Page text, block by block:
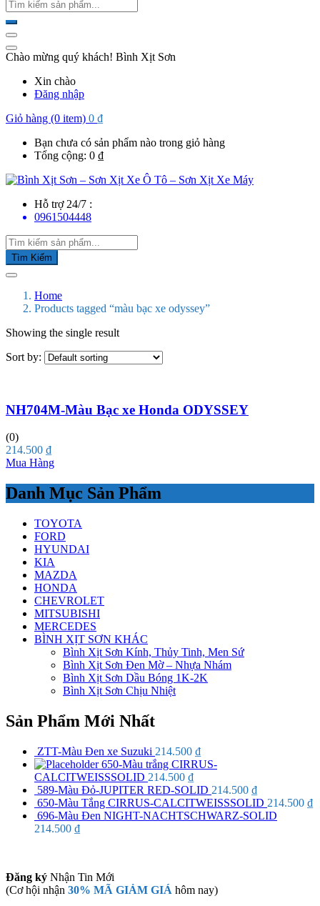
Chào mừng quý khách! Bình Xịt Sơn
Xin chào
Đăng nhập
Giỏ hàng (0 item) 0 ₫
Bạn chưa có sản phẩm nào trong giỏ hàng
Tổng cộng: 0 ₫
Hỗ trợ 24/7 :
0961504448
Tìm Kiếm
Home
Products tagged “màu bạc xe odyssey”
Showing the single result
Sort by:
NH704M-Màu Bạc xe Honda ODYSSEY
(0)
214.500 ₫
Mua Hàng
Danh Mục Sản Phẩm
TOYOTA
FORD
HYUNDAI
KIA
MAZDA
HONDA
CHEVROLET
MITSUBISHI
MERCEDES
BÌNH XỊT SƠN KHÁC
Bình Xịt Sơn Kính, Thủy Tinh, Men Sứ
Bình Xịt Sơn Đen Mờ – Nhựa Nhám
Bình Xịt Sơn Dầu Bóng 1K-2K
Bình Xịt Sơn Chịu Nhiệt
Sản Phẩm Mới Nhất
ZTT-Màu Đen xe Suzuki 214.500 ₫
650-Màu trắng CIRRUS-
CALCITWEISSSOLID 214.500 ₫
589-Màu Đỏ-JUPITER RED-SOLID 214.500 ₫
650-Màu Tắng CIRRUS-CALCITWEISSSOLID 214.500 ₫
696-Màu Đen NIGHT-NACHTSCHWARZ-SOLID
214.500 ₫
Đăng ký Nhận Tin Mới
(Cơ hội nhận 30% MÃ GIẢM GIÁ hôm nay)